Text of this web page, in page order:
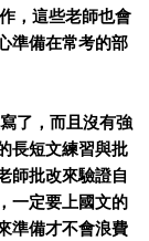
，這些老師也會
準備在常考的部
了，而且沒有強
長短文練習與批
師批改來驗證自
一定要上國文的
準備才不會浪費